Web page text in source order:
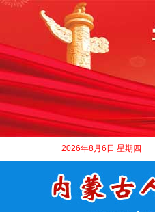
2026年8月6日 星期四